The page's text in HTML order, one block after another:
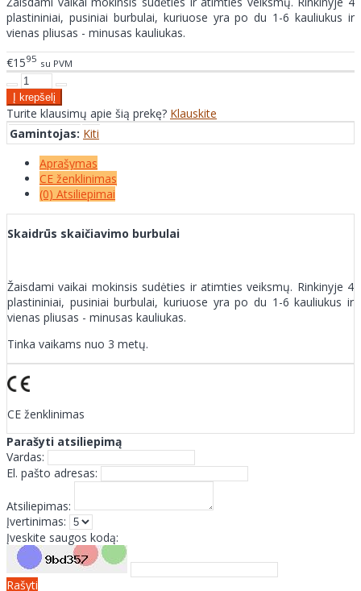
plastininiai, pusiniai burbulai, kuriuose yra po du 1-6 kauliukus ir
vienas pliusas - minusas kauliukas.
€1595 su PVM
Turite klausimų apie šią prekę? Klauskite
Gamintojas: Kiti
Aprašymas
CE ženklinimas
(0) Atsiliepimai
Skaidrūs skaičiavimo burbulai
Žaisdami vaikai mokinsis sudėties ir atimties veiksmų. Rinkinyje 4
plastininiai, pusiniai burbulai, kuriuose yra po du 1-6 kauliukus ir
vienas pliusas - minusas kauliukas.
Tinka vaikams nuo 3 metų.
CE ženklinimas
Parašyti atsiliepimą
Vardas:
El. pašto adresas:
Atsiliepimas:
Įvertinimas:
Įveskite saugos kodą:
Rašyti